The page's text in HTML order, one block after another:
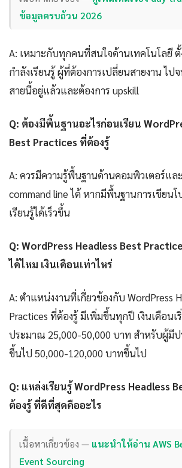
ข้อมูลครบถ้วน 2026
A: เหมาะกับทุกคนที่สนใจด้านเทคโนโลยี
กำลังเรียนรู้ ผู้ที่ต้องการเปลี่ยนสายงาน ไป
สายนี้อยู่แล้วและต้องการ upskill
Q: ต้องมีพื้นฐานอะไรก่อนเรียน
Best Practices ที่ต้องรู้
A: ควรมีความรู้พื้นฐานด้านคอมพิวเตอร์แล
command line ได้ หากมีพื้นฐานการเขียน
เรียนรู้ได้เร็วขึ้น
Q: WordPress Headless Best
ได้ไหม เงินเดือนเท่าไหร่
A: ตำแหน่งงานที่เกี่ยวข้องกับ WordPress
Practices ที่ต้องรู้ มีเพิ่มขึ้นทุกปี เงินเดือน
ประมาณ 25,000-50,000 บาท สำหรับผู้มี
ขึ้นไป 50,000-120,000 บาทขึ้นไป
Q: แหล่งเรียนรู้ WordPress Headless
ต้องรู้ ที่ดีที่สุดคืออะไร
เนื้อหาเกี่ยวข้อง — แนะนำให้อ่าน AWS
Event Sourcing